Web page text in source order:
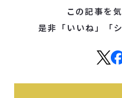
この記事を
是非「いいね」「